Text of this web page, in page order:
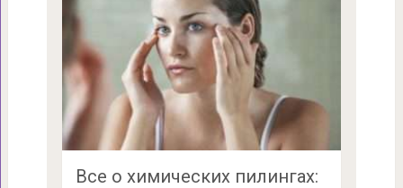
Все о химических пилингах: